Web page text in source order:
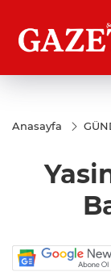
Anasayfa